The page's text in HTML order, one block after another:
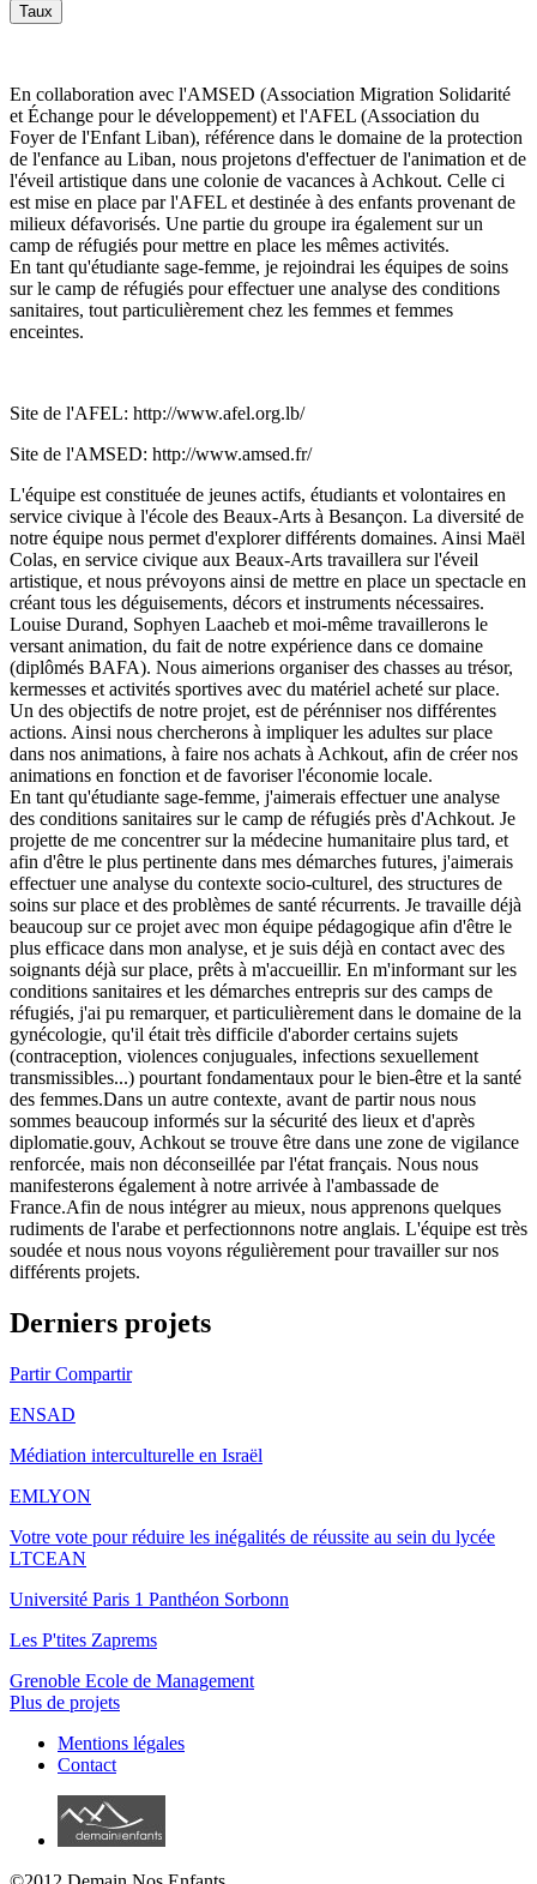
En collaboration avec l'AMSED (Association Migration Solidarité
et Échange pour le développement) et l'AFEL (Association du
Foyer de l'Enfant Liban), référence dans le domaine de la protection
de l'enfance au Liban, nous projetons d'effectuer de l'animation et de
l'éveil artistique dans une colonie de vacances à Achkout. Celle ci
est mise en place par l'AFEL et destinée à des enfants provenant de
milieux défavorisés. Une partie du groupe ira également sur un
camp de réfugiés pour mettre en place les mêmes activités.
En tant qu'étudiante sage-femme, je rejoindrai les équipes de soins
sur le camp de réfugiés pour effectuer une analyse des conditions
sanitaires, tout particulièrement chez les femmes et femmes
enceintes.
Site de l'AFEL: http://www.afel.org.lb/
Site de l'AMSED: http://www.amsed.fr/
L'équipe est constituée de jeunes actifs, étudiants et volontaires en
service civique à l'école des Beaux-Arts à Besançon. La diversité de
notre équipe nous permet d'explorer différents domaines. Ainsi Maël
Colas, en service civique aux Beaux-Arts travaillera sur l'éveil
artistique, et nous prévoyons ainsi de mettre en place un spectacle en
créant tous les déguisements, décors et instruments nécessaires.
Louise Durand, Sophyen Laacheb et moi-même travaillerons le
versant animation, du fait de notre expérience dans ce domaine
(diplômés BAFA). Nous aimerions organiser des chasses au trésor,
kermesses et activités sportives avec du matériel acheté sur place.
Un des objectifs de notre projet, est de pérénniser nos différentes
actions. Ainsi nous chercherons à impliquer les adultes sur place
dans nos animations, à faire nos achats à Achkout, afin de créer nos
animations en fonction et de favoriser l'économie locale.
En tant qu'étudiante sage-femme, j'aimerais effectuer une analyse
des conditions sanitaires sur le camp de réfugiés près d'Achkout. Je
projette de me concentrer sur la médecine humanitaire plus tard, et
afin d'être le plus pertinente dans mes démarches futures, j'aimerais
effectuer une analyse du contexte socio-culturel, des structures de
soins sur place et des problèmes de santé récurrents. Je travaille déjà
beaucoup sur ce projet avec mon équipe pédagogique afin d'être le
plus efficace dans mon analyse, et je suis déjà en contact avec des
soignants déjà sur place, prêts à m'accueillir. En m'informant sur les
conditions sanitaires et les démarches entrepris sur des camps de
réfugiés, j'ai pu remarquer, et particulièrement dans le domaine de la
gynécologie, qu'il était très difficile d'aborder certains sujets
(contraception, violences conjuguales, infections sexuellement
transmissibles...) pourtant fondamentaux pour le bien-être et la santé
des femmes.Dans un autre contexte, avant de partir nous nous
sommes beaucoup informés sur la sécurité des lieux et d'après
diplomatie.gouv, Achkout se trouve être dans une zone de vigilance
renforcée, mais non déconseillée par l'état français. Nous nous
manifesterons également à notre arrivée à l'ambassade de
France.Afin de nous intégrer au mieux, nous apprenons quelques
rudiments de l'arabe et perfectionnons notre anglais. L'équipe est très
soudée et nous nous voyons régulièrement pour travailler sur nos
différents projets.
Derniers projets
Partir Compartir
ENSAD
Médiation interculturelle en Israël
EMLYON
Votre vote pour réduire les inégalités de réussite au sein du lycée
LTCEAN
Université Paris 1 Panthéon Sorbonn
Les P'tites Zaprems
Grenoble Ecole de Management
Plus de projets
Mentions légales
Contact